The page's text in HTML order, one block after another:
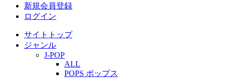
新規会員登録
ログイン
サイトトップ
ジャンル
J-POP
ALL
POPS ポップス